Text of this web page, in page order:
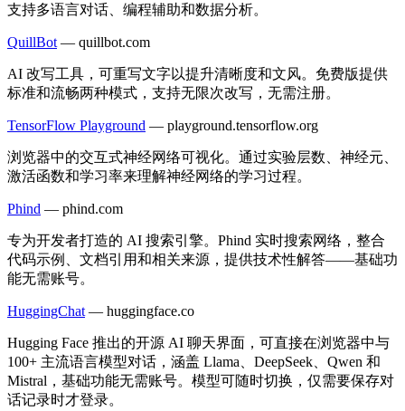
支持多语言对话、编程辅助和数据分析。
QuillBot — quillbot.com
AI 改写工具，可重写文字以提升清晰度和文风。免费版提供
标准和流畅两种模式，支持无限次改写，无需注册。
TensorFlow Playground — playground.tensorflow.org
浏览器中的交互式神经网络可视化。通过实验层数、神经元、
激活函数和学习率来理解神经网络的学习过程。
Phind — phind.com
专为开发者打造的 AI 搜索引擎。Phind 实时搜索网络，整合
代码示例、文档引用和相关来源，提供技术性解答——基础功
能无需账号。
HuggingChat — huggingface.co
Hugging Face 推出的开源 AI 聊天界面，可直接在浏览器中与
100+ 主流语言模型对话，涵盖 Llama、DeepSeek、Qwen 和
Mistral，基础功能无需账号。模型可随时切换，仅需要保存对
话记录时才登录。